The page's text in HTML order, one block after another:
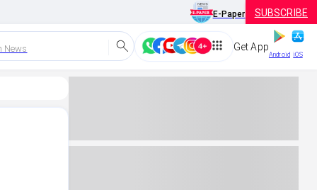
E-Paper SUBSCRIBE
News Get App
Android iOS